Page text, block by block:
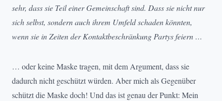
sehr, dass sie Teil einer Gemeinschaft sind. Dass sie nicht nur
sich selbst, sondern auch ihrem Umfeld schaden könnten,
wenn sie in Zeiten der Kontaktbeschränkung Partys feiern …
… oder keine Maske tragen, mit dem Argument, dass sie
dadurch nicht geschützt würden. Aber mich als Gegenüber
schützt die Maske doch! Und das ist genau der Punkt: Mein